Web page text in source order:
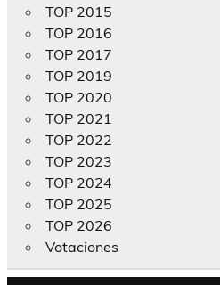
TOP 2015
TOP 2016
TOP 2017
TOP 2019
TOP 2020
TOP 2021
TOP 2022
TOP 2023
TOP 2024
TOP 2025
TOP 2026
Votaciones